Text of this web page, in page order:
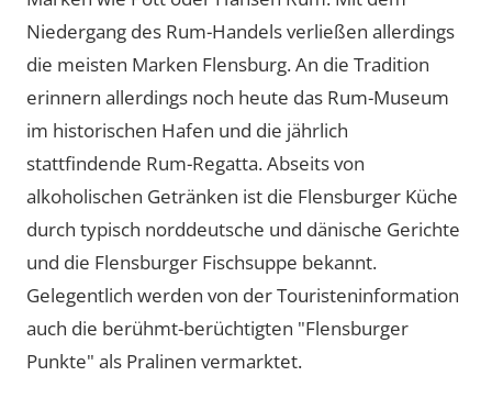
Niedergang des Rum-Handels verließen allerdings
die meisten Marken Flensburg. An die Tradition
erinnern allerdings noch heute das Rum-Museum
im historischen Hafen und die jährlich
stattfindende Rum-Regatta. Abseits von
alkoholischen Getränken ist die Flensburger Küche
durch typisch norddeutsche und dänische Gerichte
und die Flensburger Fischsuppe bekannt.
Gelegentlich werden von der Touristeninformation
auch die berühmt-berüchtigten "Flensburger
Punkte" als Pralinen vermarktet.